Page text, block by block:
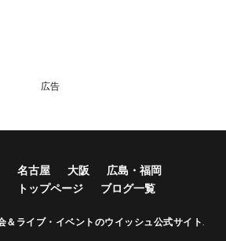
広告
名古屋 大阪
広島・福岡
トップページ ブログ一覧
＆ライブ・イベントのウイッシュ公式サイト